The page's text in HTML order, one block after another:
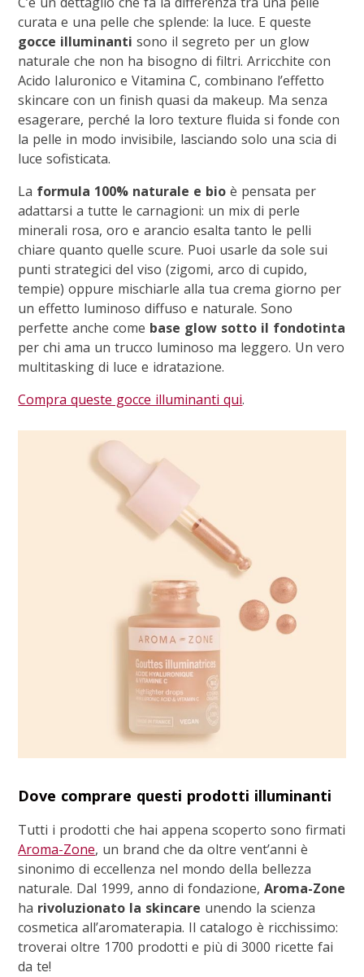
curata e una pelle che splende: la luce. E queste
gocce illuminanti sono il segreto per un glow
naturale che non ha bisogno di filtri. Arricchite con
Acido Ialuronico e Vitamina C, combinano l’effetto
skincare con un finish quasi da makeup. Ma senza
esagerare, perché la loro texture fluida si fonde con
la pelle in modo invisibile, lasciando solo una scia di
luce sofisticata.
La formula 100% naturale e bio è pensata per
adattarsi a tutte le carnagioni: un mix di perle
minerali rosa, oro e arancio esalta tanto le pelli
chiare quanto quelle scure. Puoi usarle da sole sui
punti strategici del viso (zigomi, arco di cupido,
tempie) oppure mischiarle alla tua crema giorno per
un effetto luminoso diffuso e naturale. Sono
perfette anche come base glow sotto il fondotinta
per chi ama un trucco luminoso ma leggero. Un vero
multitasking di luce e idratazione.
Compra queste gocce illuminanti qui.
Dove comprare questi prodotti illuminanti
Tutti i prodotti che hai appena scoperto sono firmati
Aroma-Zone, un brand che da oltre vent’anni è
sinonimo di eccellenza nel mondo della bellezza
naturale. Dal 1999, anno di fondazione,Aroma-Zone
ha rivoluzionato la skincare unendo la scienza
cosmetica all’aromaterapia. Il catalogo è ricchissimo:
troverai oltre 1700 prodotti e più di 3000 ricette fai
da te!